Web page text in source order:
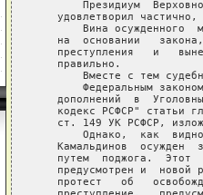
Президиум
удовлетворил частично,
Вина осужденного
на  основании
преступления   и
   правильно.
Вместе с тем
Федеральным
дополнений  в
кодекс РСФСР" статьи
ст. 149 УК РСФСР,
Однако,  как
Камальдинов  осужден
путем  поджога.  Этот
предусмотрен и  новой
протест   об